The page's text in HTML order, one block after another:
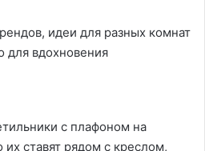
с плафоном на
ставят рядом с креслом,